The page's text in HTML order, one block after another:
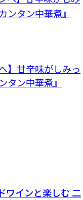
】甘辛味がしみっ
タン中華煮』
ワインと楽しむ 二